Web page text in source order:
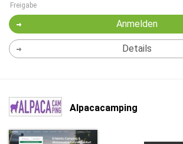
Freigabe
Anmelden
Details
Alpacacamping